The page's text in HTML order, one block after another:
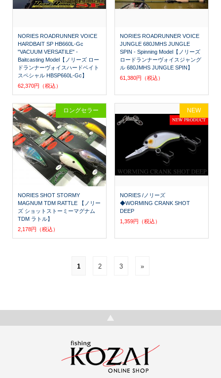
NORIES ROADRUNNER VOICE
HARDBAIT SP HB660L-Gc
"VACUUM VERSATILE" -
Baitcasting Model【ノリーズ ロー
ドランナーヴォイスハードベイト
スペシャル HBSP660L-Gc】
62,370円（税込）
NORIES ROADRUNNER VOICE
JUNGLE 680JMHS JUNGLE
SPIN - Spinning Model【ノリーズ
ロードランナーヴォイスジャング
ル 680JMHS JUNGLE SPIN】
61,380円（税込）
NORIES SHOT STORMY
MAGNUM TDM RATTLE 【ノリー
ズ ショットストーミーマグナム
TDM ラトル】
2,178円（税込）
ロングセラー
NORIES /ノリーズ
◆WORMING CRANK SHOT
DEEP
1,359円（税込）
NEW
1 2 3 »